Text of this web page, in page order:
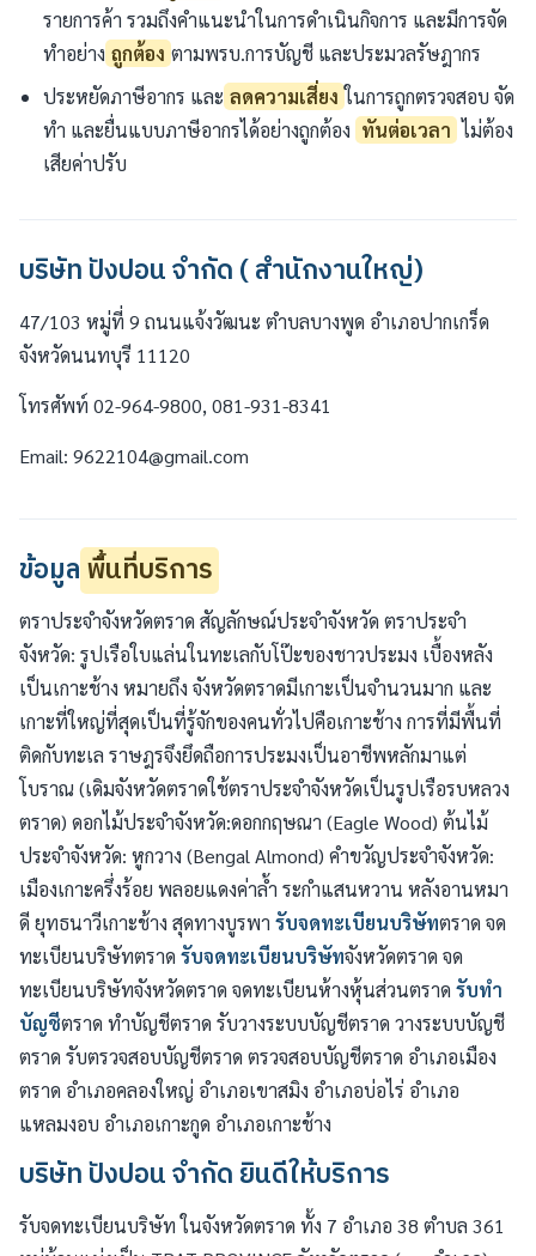
รายการค้า รวมถึงคำแนะนำในการดำเนินกิจการ และมีการจัด
ทำอย่าง ถูกต้อง ตามพรบ.การบัญชี และประมวลรัษฎากร
ประหยัดภาษีอากร และ ลดความเสี่ยง ในการถูกตรวจสอบ จัด
ทำ และยื่นแบบภาษีอากรได้อย่างถูกต้อง ทันต่อเวลา ไม่ต้อง
เสียค่าปรับ
บริษัท ปังปอน จำกัด ( สำนักงานใหญ่)
47/103 หมู่ที่ 9 ถนนแจ้งวัฒนะ ตำบลบางพูด อำเภอปากเกร็ด
จังหวัดนนทบุรี 11120
โทรศัพท์ 02-964-9800, 081-931-8341
Email: 9622104@gmail.com
ข้อมูลพื้นที่บริการ
ตราประจำจังหวัดตราด สัญลักษณ์ประจำจังหวัด ตราประจำ
จังหวัด: รูปเรือใบแล่นในทะเลกับโป๊ะของชาวประมง เบื้องหลัง
เป็นเกาะช้าง หมายถึง จังหวัดตราดมีเกาะเป็นจำนวนมาก และ
เกาะที่ใหญ่ที่สุดเป็นที่รู้จักของคนทั่วไปคือเกาะช้าง การที่มีพื้นที่
ติดกับทะเล ราษฎรจึงยึดถือการประมงเป็นอาชีพหลักมาแต่
โบราณ (เดิมจังหวัดตราดใช้ตราประจำจังหวัดเป็นรูปเรือรบหลวง
ตราด) ดอกไม้ประจำจังหวัด:ดอกกฤษณา (Eagle Wood) ต้นไม้
ประจำจังหวัด: หูกวาง (Bengal Almond) คำขวัญประจำจังหวัด:
เมืองเกาะครึ่งร้อย พลอยแดงค่าล้ำ ระกำแสนหวาน หลังอานหมา
ดี ยุทธนาวีเกาะช้าง สุดทางบูรพา รับจดทะเบียนบริษัทตราด จด
ทะเบียนบริษัทตราด รับจดทะเบียนบริษัทจังหวัดตราด จด
ทะเบียนบริษัทจังหวัดตราด จดทะเบียนห้างหุ้นส่วนตราด รับทำ
บัญชีตราด ทำบัญชีตราด รับวางระบบบัญชีตราด วางระบบบัญชี
ตราด รับตรวจสอบบัญชีตราด ตรวจสอบบัญชีตราด อำเภอเมือง
ตราด อำเภอคลองใหญ่ อำเภอเขาสมิง อำเภอบ่อไร่ อำเภอ
แหลมงอบ อำเภอเกาะกูด อำเภอเกาะช้าง
บริษัท ปังปอน จำกัด ยินดีให้บริการ
รับจดทะเบียนบริษัท ในจังหวัดตราด ทั้ง 7 อำเภอ 38 ตำบล 361